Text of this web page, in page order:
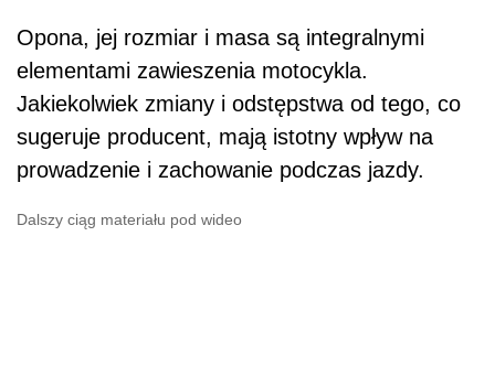
Opona, jej rozmiar i masa są integralnymi
elementami zawieszenia motocykla.
Jakiekolwiek zmiany i odstępstwa od tego, co
sugeruje producent, mają istotny wpływ na
prowadzenie i zachowanie podczas jazdy.
Dalszy ciąg materiału pod wideo